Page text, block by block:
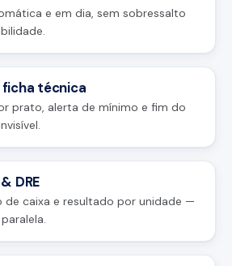
e em dia, sem sobressalto
técnica
prato, alerta de mínimo e fim do
DRE
de caixa e resultado por unidade —